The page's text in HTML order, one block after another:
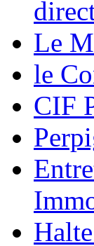
Le
le
CIF